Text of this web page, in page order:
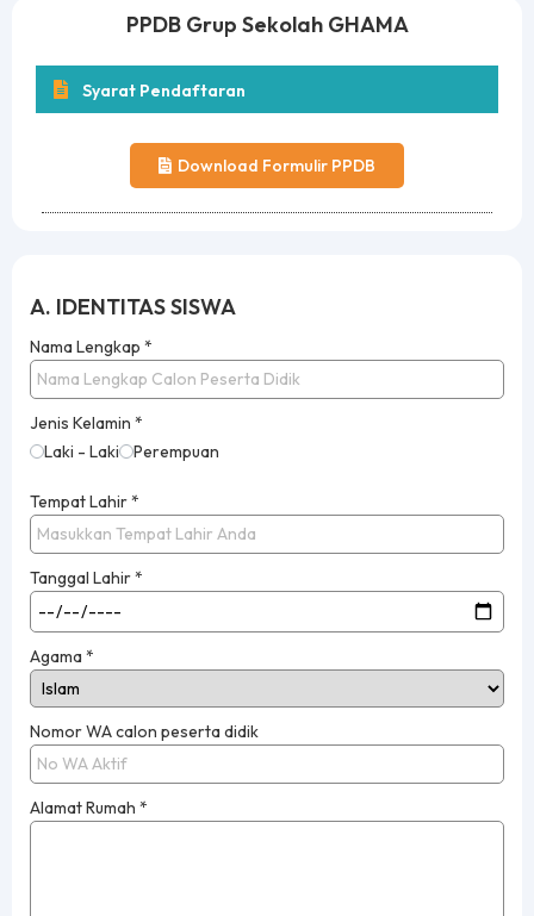
PPDB Grup Sekolah GHAMA
Syarat Pendaftaran
Download Formulir PPDB
A. IDENTITAS SISWA
Nama Lengkap *
Jenis Kelamin *
Laki - Laki
Perempuan
Tempat Lahir*
Tanggal Lahir*
Agama *
Nomor WA calon peserta didik
Alamat Rumah *